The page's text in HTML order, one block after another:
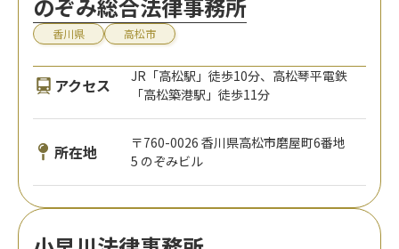
のぞみ総合法律事務所
香川県 高松市
アクセス
JR「高松駅」徒歩10分、高松琴平電鉄
「高松築港駅」徒歩11分
所在地
〒760-0026 香川県高松市磨屋町6番地
5 のぞみビル